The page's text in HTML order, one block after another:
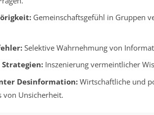
Gemeinschaftsgefühl in Gruppen
Selektive Wahrnehmung von
Inszenierung vermeintlicher
Desinformation:Wirtschaftliche und
Unsicherheit.